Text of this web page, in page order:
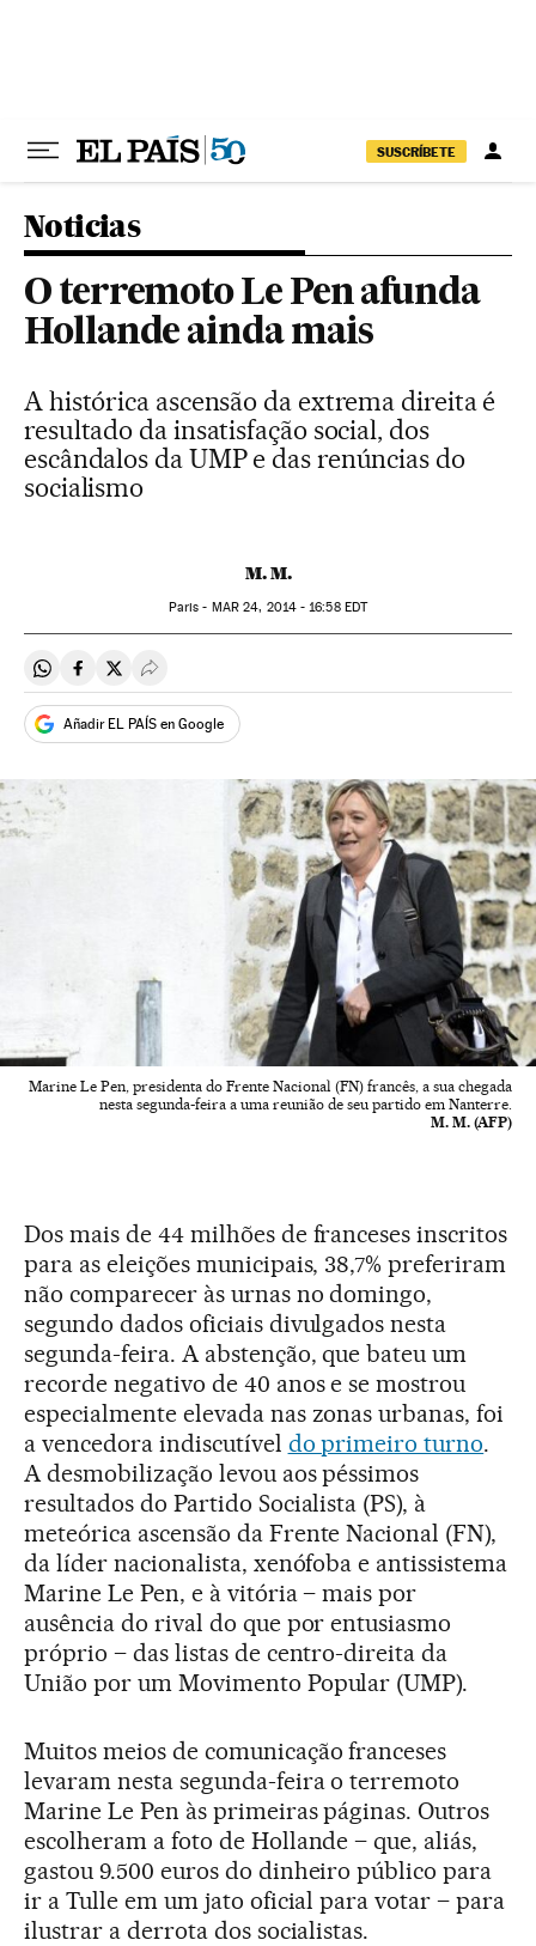
SUSCRÍBETE
Noticias
O terremoto Le Pen afunda
Hollande ainda mais
A histórica ascensão da extrema direita é
resultado da insatisfação social, dos
escândalos da UMP e das renúncias do
socialismo
M. M.
Paris - MAR 24, 2014 - 16:58EDT
Compartir en Whatsapp
Compartir en Facebook
Compartir en Twitter
Desplegar Redes Sociales
Añadir EL PAÍS en Google
Marine Le Pen, presidenta do Frente Nacional (FN) francês, a sua chegada
nesta segunda-feira a uma reunião de seu partido em Nanterre.
M. M. (AFP)
Dos mais de 44 milhões de franceses inscritos
para as eleições municipais, 38,7% preferiram
não comparecer às urnas no domingo,
segundo dados oficiais divulgados nesta
segunda-feira. A abstenção, que bateu um
recorde negativo de 40 anos e se mostrou
especialmente elevada nas zonas urbanas, foi
a vencedora indiscutível do primeiro turno.
A desmobilização levou aos péssimos
resultados do Partido Socialista (PS), à
meteórica ascensão da Frente Nacional (FN),
da líder nacionalista, xenófoba e antissistema
Marine Le Pen, e à vitória – mais por
ausência do rival do que por entusiasmo
próprio – das listas de centro-direita da
União por um Movimento Popular (UMP).
Muitos meios de comunicação franceses
levaram nesta segunda-feira o terremoto
Marine Le Pen às primeiras páginas. Outros
escolheram a foto de Hollande – que, aliás,
gastou 9.500 euros do dinheiro público para
ir a Tulle em um jato oficial para votar – para
ilustrar a derrota dos socialistas.